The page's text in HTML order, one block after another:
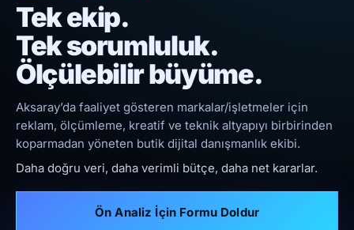
Tek ekip.
Tek sorumluluk.
Ölçülebilir büyüme.
Aksaray’da faaliyet gösteren markalar/işletmeler için
reklam, ölçümleme, kreatif ve teknik altyapıyı birbirinden
koparmadan yöneten butik dijital danışmanlık ekibi.
Daha doğru veri, daha verimli bütçe, daha net kararlar.
Ön Analiz İçin Formu Doldur